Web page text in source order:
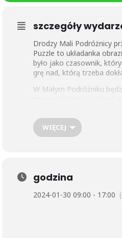
szczegóły
Drodzy Mali Podróżnicy
Puzzle to układanka
było jako czasownik,
grę nad, którą trzeba
W Małym Podróżniku
WIĘCEJ
godzina
2024-01-30 09:00 - 17:00